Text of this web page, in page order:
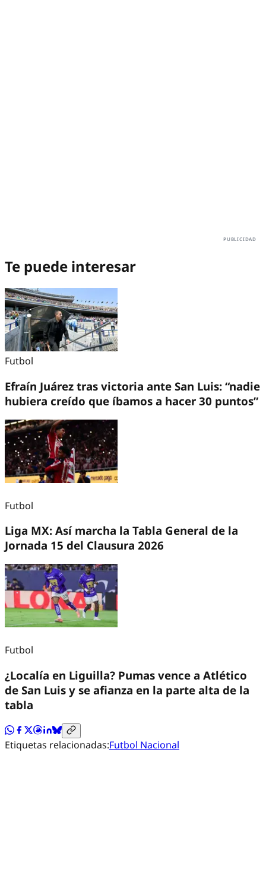
Te puede interesar
Futbol
Efraín Juárez tras victoria ante San Luis: “nadie
hubiera creído que íbamos a hacer 30 puntos”
Futbol
Liga MX: Así marcha la Tabla General de la
Jornada 15 del Clausura 2026
Futbol
¿Localía en Liguilla? Pumas vence a Atlético
de San Luis y se afianza en la parte alta de la
tabla
Etiquetas relacionadas:Futbol Nacional